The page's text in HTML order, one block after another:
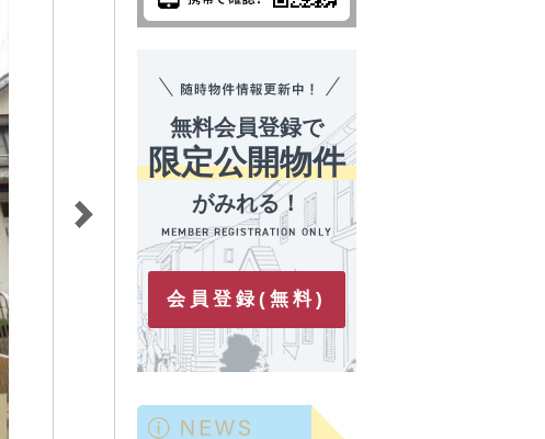
無料会員登録で
限定公開物件
がみれる！
会員登録(無料)